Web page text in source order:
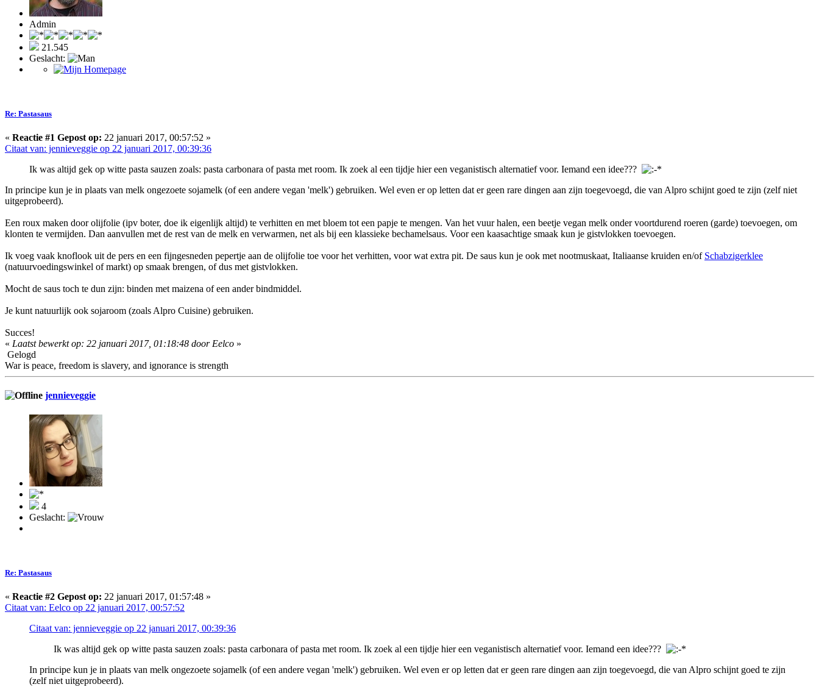
Admin
21.545
Geslacht:
Re: Pastasaus
« Reactie #1 Gepost op: 22 januari 2017, 00:57:52 »
Citaat van: jennieveggie op 22 januari 2017, 00:39:36
Ik was altijd gek op witte pasta sauzen zoals: pasta carbonara of pasta met room. Ik zoek al een tijdje hier een veganistisch alternatief voor. Iemand een idee???
In principe kun je in plaats van melk ongezoete sojamelk (of een andere vegan 'melk') gebruiken. Wel even er op letten dat er geen rare dingen aan zijn toegevoegd, die van Alpro schijnt goed te zijn (zelf niet
uitgeprobeerd).
Een roux maken door olijfolie (ipv boter, doe ik eigenlijk altijd) te verhitten en met bloem tot een papje te mengen. Van het vuur halen, een beetje vegan melk onder voortdurend roeren (garde) toevoegen, om
klonten te vermijden. Dan aanvullen met de rest van de melk en verwarmen, net als bij een klassieke bechamelsaus. Voor een kaasachtige smaak kun je gistvlokken toevoegen.
Ik voeg vaak knoflook uit de pers en een fijngesneden pepertje aan de olijfolie toe voor het verhitten, voor wat extra pit. De saus kun je ook met nootmuskaat, Italiaanse kruiden en/of Schabzigerklee
(natuurvoedingswinkel of markt) op smaak brengen, of dus met gistvlokken.
Mocht de saus toch te dun zijn: binden met maizena of een ander bindmiddel.
Je kunt natuurlijk ook sojaroom (zoals Alpro Cuisine) gebruiken.
Succes!
« Laatst bewerkt op: 22 januari 2017, 01:18:48 door Eelco »
Gelogd
War is peace, freedom is slavery, and ignorance is strength
jennieveggie
4
Geslacht:
Re: Pastasaus
« Reactie #2 Gepost op: 22 januari 2017, 01:57:48 »
Citaat van: Eelco op 22 januari 2017, 00:57:52
Citaat van: jennieveggie op 22 januari 2017, 00:39:36
Ik was altijd gek op witte pasta sauzen zoals: pasta carbonara of pasta met room. Ik zoek al een tijdje hier een veganistisch alternatief voor. Iemand een idee???
In principe kun je in plaats van melk ongezoete sojamelk (of een andere vegan 'melk') gebruiken. Wel even er op letten dat er geen rare dingen aan zijn toegevoegd, die van Alpro schijnt goed te zijn
(zelf niet uitgeprobeerd).